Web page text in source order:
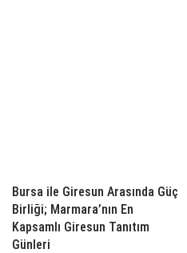
Bursa ile Giresun Arasında Güç
Birliği; Marmara’nın En
Kapsamlı Giresun Tanıtım
Günleri